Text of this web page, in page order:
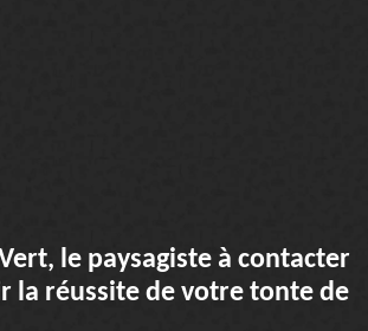
le paysagiste à contacter
la réussite de votre tonte de